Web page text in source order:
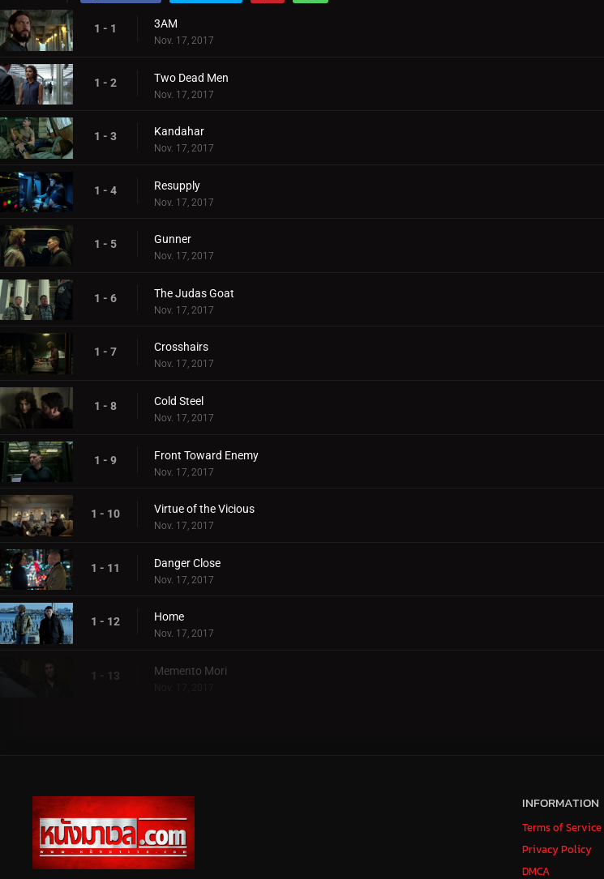
1 - 1 3AM
Nov. 17, 2017
1 - 2 Two Dead Men
Nov. 17, 2017
1 - 3 Kandahar
Nov. 17, 2017
1 - 4 Resupply
Nov. 17, 2017
1 - 5 Gunner
Nov. 17, 2017
1 - 6 The Judas Goat
Nov. 17, 2017
1 - 7 Crosshairs
Nov. 17, 2017
1 - 8 Cold Steel
Nov. 17, 2017
1 - 9 Front Toward Enemy
Nov. 17, 2017
1 - 10 Virtue of the Vicious
Nov. 17, 2017
1 - 11 Danger Close
Nov. 17, 2017
1 - 12 Home
Nov. 17, 2017
1 - 13 Memento Mori
INFORMATION
Terms of Service
Privacy Policy
DMCA